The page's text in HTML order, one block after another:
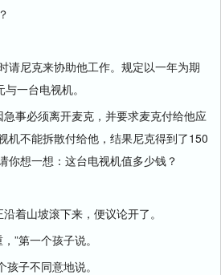
请尼克来协助他工作。规定以一年为期
一台电视机。
事必须离开麦克，并要求麦克付给他应
机不能拆散付给他，结果尼克得到了150
你想一想：这台电视机值多少钱？
着山坡滚下来，便议论开了。
”第一个孩子说。
子不同意地说。